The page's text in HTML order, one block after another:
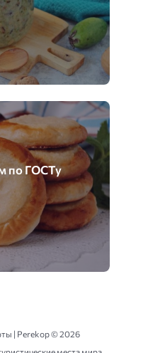
по ГОСТу
| Perekop ©2026